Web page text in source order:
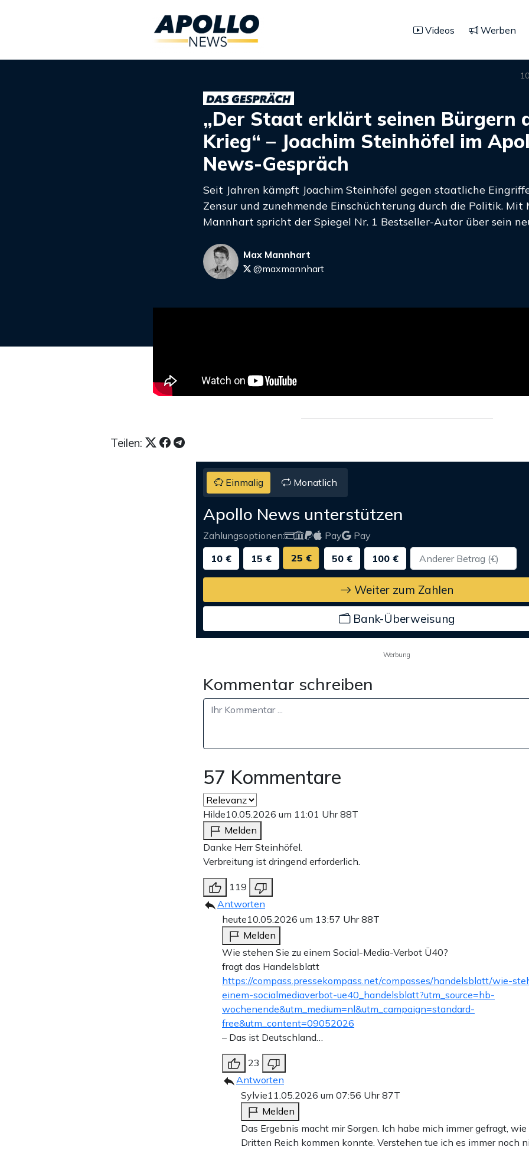
Videos Werben
„Der Staat erklärt seinen Bürgern
Krieg“ – Joachim Steinhöfel im
News-Gespräch
Seit Jahren kämpft Joachim Steinhöfel gegen staatliche
Zensur und zunehmende Einschüchterung durch die Politik. Mit
Mannhart spricht der Spiegel Nr. 1 Bestseller-Autor über sein
Max Mannhart
@maxmannhart
Teilen:
Einmalig Monatlich
Apollo News unterstützen
Zahlungsoptionen: Pay
Pay
10 €
15 € 25 € 50 € 100 €
Weiter zum Zahlen
Bank-Überweisung
Werbung
Kommentar schreiben
57 Kommentare
Hilde10.05.2026 um 11:01 Uhr88T
Melden
Danke Herr Steinhöfel.
Verbreitung ist dringend erforderlich.
119
Antworten
heute10.05.2026 um 13:57 Uhr88T
Melden
Wie stehen Sie zu einem Social-Media-Verbot Ü40?
fragt das Handelsblatt
https://compass.pressekompass.net/compasses/handelsblatt/wie-
einem-socialmediaverbot-ue40_handelsblatt?utm_source=hb-
wochenende&utm_medium=nl&utm_campaign=standard-
free&utm_content=09052026
– Das ist Deutschland…
23
Antworten
Sylvie11.05.2026 um 07:56 Uhr87T
Melden
Das Ergebnis macht mir Sorgen. Ich habe mich immer gefragt, wie
Dritten Reich kommen konnte. Verstehen tue ich es immer noch